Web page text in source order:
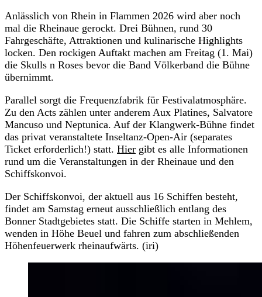
Anlässlich von Rhein in Flammen 2026 wird aber noch
mal die Rheinaue gerockt. Drei Bühnen, rund 30
Fahrgeschäfte, Attraktionen und kulinarische Highlights
locken. Den rockigen Auftakt machen am Freitag (1. Mai)
die Skulls n Roses bevor die Band Völkerband die Bühne
übernimmt.
Parallel sorgt die Frequenzfabrik für Festivalatmosphäre.
Zu den Acts zählen unter anderem Aux Platines, Salvatore
Mancuso und Neptunica. Auf der Klangwerk-Bühne findet
das privat veranstaltete Inseltanz-Open-Air (separates
Ticket erforderlich!) statt. Hier gibt es alle Informationen
rund um die Veranstaltungen in der Rheinaue und den
Schiffskonvoi.
Der Schiffskonvoi, der aktuell aus 16 Schiffen besteht,
findet am Samstag erneut ausschließlich entlang des
Bonner Stadtgebietes statt. Die Schiffe starten in Mehlem,
wenden in Höhe Beuel und fahren zum abschließenden
Höhenfeuerwerk rheinaufwärts. (iri)